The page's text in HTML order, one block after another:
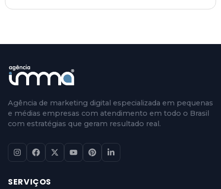
Agência de marketing digital especializada em pequenas
e médias empresas com atendimento em todo o Brasil
com estratégias que geram resultado real.
SERVIÇOS